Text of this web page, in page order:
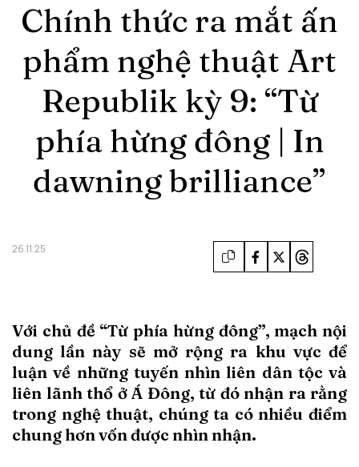
Chính thức ra mắt ấn
phẩm nghệ thuật Art
Republik kỳ 9: “Từ
phía hừng đông | In
dawning brilliance”
26.11.25
Với chủ đề “Từ phía hừng đông”, mạch nội
dung lần này sẽ mở rộng ra khu vực để
luận về những tuyến nhìn liên dân tộc và
liên lãnh thổ ở Á Đông, từ đó nhận ra rằng
trong nghệ thuật, chúng ta có nhiều điểm
chung hơn vốn được nhìn nhận.